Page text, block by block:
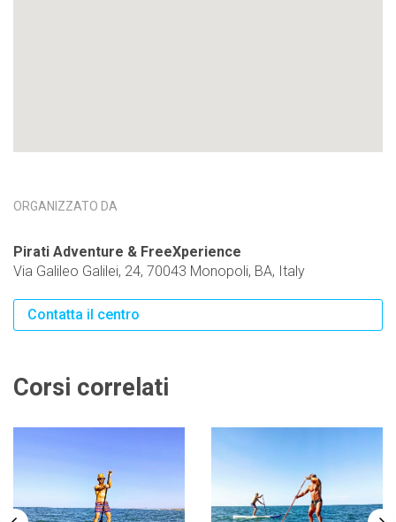
ORGANIZZATO DA
Pirati Adventure & FreeXperience
Via Galileo Galilei, 24, 70043 Monopoli, BA, Italy
Contatta il centro
Corsi correlati